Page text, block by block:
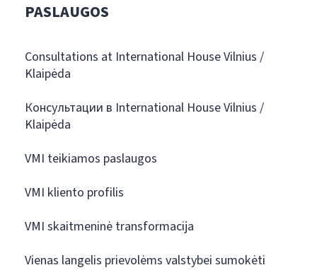
PASLAUGOS
Consultations at International House Vilnius /
Klaipėda
Консультации в International House Vilnius /
Klaipėda
VMI teikiamos paslaugos
VMI kliento profilis
VMI skaitmeninė transformacija
Vienas langelis prievolėms valstybei sumokėti